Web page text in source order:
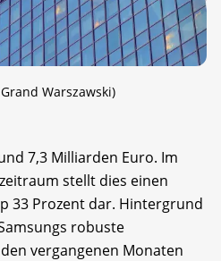
Warszawski)
7,3 Milliarden Euro. Im
stellt dies einen
33 Prozent dar. Hintergrund
robuste
vergangenen Monaten